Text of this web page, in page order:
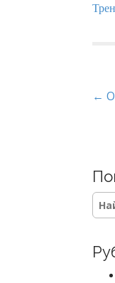
P
t
s
n
a
←
S
e
c